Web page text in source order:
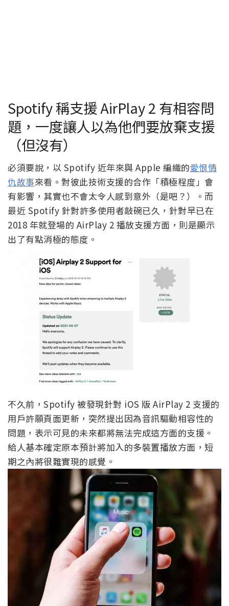
Spotify 稱支援 AirPlay 2 有相容問
題，一度讓人以為他們要放棄支援
（但沒有）
必須要說，以 Spotify 近年來與 Apple 編織的愛恨情
仇故事來看。對彼此技術支援的合作「積極程度」會
有影響，其實也不會太令人感到意外（是吧？）。而
最近 Spotify 針對許多使用者敲碗已久，針對早已在
2018 年就登場的 AirPlay 2 播放支援方面，則是顯示
出了有點消極的態度。
不久前，Spotify 被發現針對 iOS 版 AirPlay 2 支援的
用戶許願頁面更新，突然提出因為音訊驅動相容性的
問題，表示可見的未來都將無法完成這方面的支援。
給人基本確定原本預計將加入的多裝置播放方面，短
期之內將很難實現的感覺。